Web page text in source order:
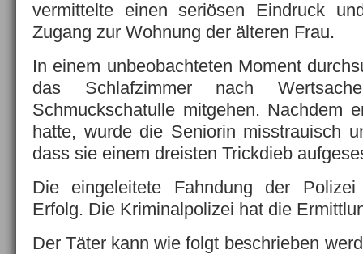
vermittelte einen seriösen Eindruck
Zugang zur Wohnung der älteren Frau.
In einem unbeobachteten Moment
das Schlafzimmer nach
Schmuckschatulle mitgehen. Nachdem
hatte, wurde die Seniorin misstrauisch
dass sie einem dreisten Trickdieb
Die eingeleitete Fahndung der
Erfolg. Die Kriminalpolizei hat die
Der Täter kann wie folgt beschrieben